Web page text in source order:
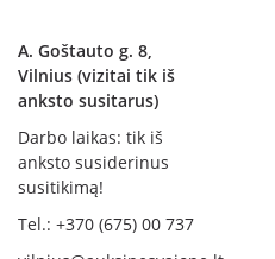
A. Goštauto g. 8,
Vilnius (vizitai tik iš
anksto susitarus)
Darbo laikas: tik iš
anksto susiderinus
susitikimą!
Tel.: +370 (675) 00 737